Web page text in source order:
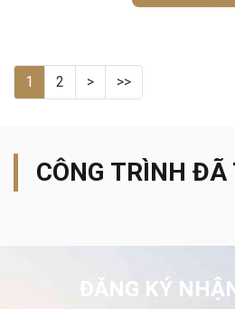
1 2 > >>
CÔNG TRÌNH ĐÃ
ĐĂNG KÝ